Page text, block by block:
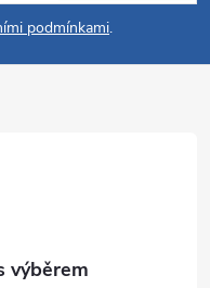
podmínkami.